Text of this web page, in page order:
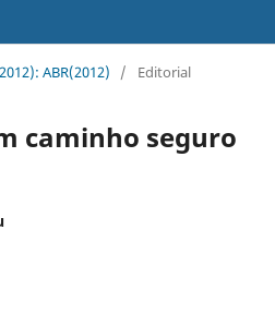
ABR(2012) / Editorial
caminho seguro